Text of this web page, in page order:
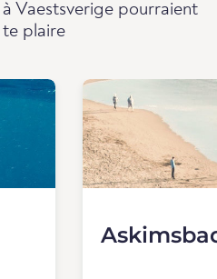
Vaestsverige pourraient
te plaire